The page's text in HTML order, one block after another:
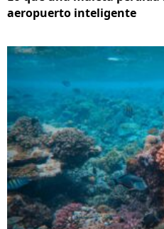
aeropuerto inteligente